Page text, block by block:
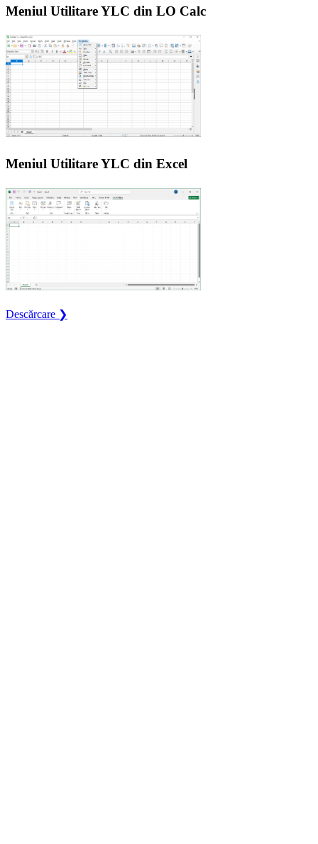
Meniul Utilitare YLC din LO Calc
Meniul Utilitare YLC din Excel
Descărcare ❯